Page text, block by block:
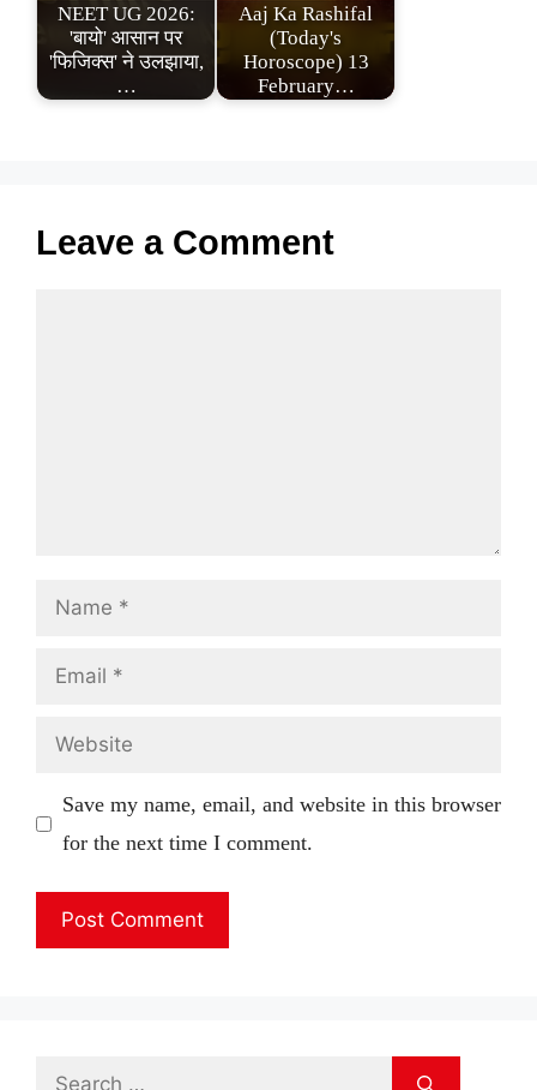
NEET UG 2026:
'बायो' आसान पर
'फिजिक्स' ने उलझाया,
…
Aaj Ka Rashifal
(Today's
Horoscope) 13
February…
Leave a Comment
Name
Email
Website
Save my name, email, and website in this browser
for the next time I comment.
Search